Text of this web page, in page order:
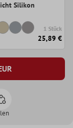
Silikon
1 Stück
25,89 €